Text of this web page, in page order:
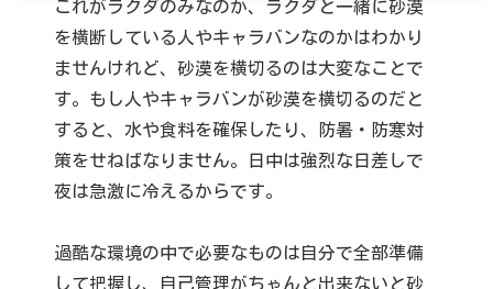
これがラクダのみなのか、ラクダと一緒に砂漠
を横断している人やキャラバンなのかはわかり
ませんけれど、砂漠を横切るのは大変なことで
す。もし人やキャラバンが砂漠を横切るのだと
すると、水や食料を確保したり、防暑・防寒対
策をせねばなりません。日中は強烈な日差しで
夜は急激に冷えるからです。
過酷な環境の中で必要なものは自分で全部準備
して把握し、自己管理がちゃんと出来ないと砂